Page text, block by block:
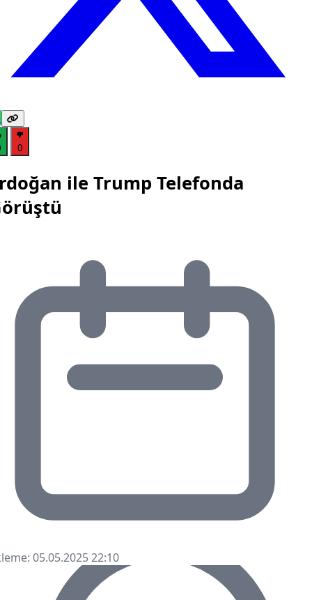
0
ile Trump Telefonda
05.05.2025 22:10